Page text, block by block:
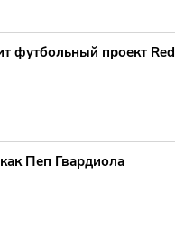
футбольный проект Red
Пеп Гвардиола